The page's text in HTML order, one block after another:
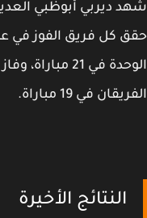
ديربي أبوظبي العديد
كل فريق الفوز في
في 19 مباراة.
النتائج الأخيرة